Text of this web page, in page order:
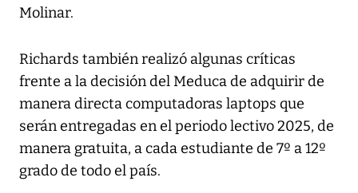
Molinar.
Richards también realizó algunas críticas
frente a la decisión del Meduca de adquirir de
manera directa computadoras laptops que
serán entregadas en el periodo lectivo 2025, de
manera gratuita, a cada estudiante de 7º a 12º
grado de todo el país.